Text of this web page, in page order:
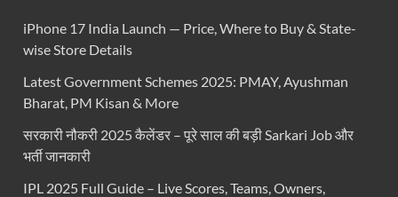
iPhone 17 India Launch — Price, Where to Buy & State-
wise Store Details
Latest Government Schemes 2025: PMAY, Ayushman
Bharat, PM Kisan & More
सरकारी नौकरी 2025 कैलेंडर – पूरे साल की बड़ी Sarkari Job और
भर्ती जानकारी
IPL 2025 Full Guide – Live Scores, Teams, Owners,